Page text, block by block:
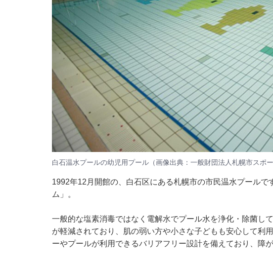
白石温水プールの幼児用プール（画像出典：一般財団法人札幌市スポー
1992年12月開館の、白石区にある札幌市の市民温水プール
ム」。
一般的な塩素消毒ではなく電解水でプール水を浄化・除菌し
が軽減されており、肌の弱い方や小さな子どもも安心して利
ーやプールが利用できるバリアフリー設計を備えており、障